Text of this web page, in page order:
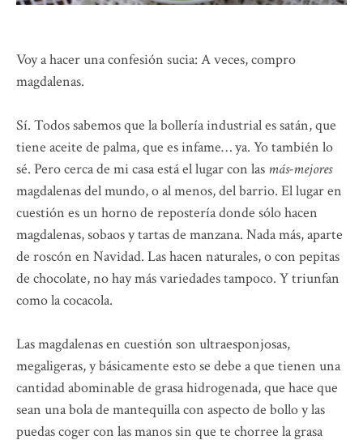
Voy a hacer una confesión sucia: A veces, compro
magdalenas.
Sí. Todos sabemos que la bollería industrial es satán, que
tiene aceite de palma, que es infame… ya. Yo también lo
sé. Pero cerca de mi casa está el lugar con las más-mejores
magdalenas del mundo, o al menos, del barrio. El lugar en
cuestión es un horno de repostería donde sólo hacen
magdalenas, sobaos y tartas de manzana. Nada más, aparte
de roscón en Navidad. Las hacen naturales, o con pepitas
de chocolate, no hay más variedades tampoco. Y triunfan
como la cocacola.
Las magdalenas en cuestión son ultraesponjosas,
megaligeras, y básicamente esto se debe a que tienen una
cantidad abominable de grasa hidrogenada, que hace que
sean una bola de mantequilla con aspecto de bollo y las
puedas coger con las manos sin que te chorree la grasa